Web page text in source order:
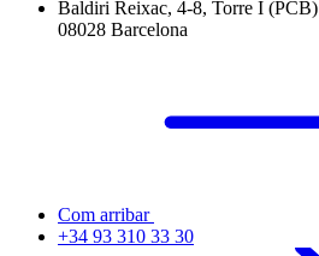
Baldiri Reixac, 4-8, Torre I (PCB)
08028 Barcelona
Com arribar
+34 93 310 33 30